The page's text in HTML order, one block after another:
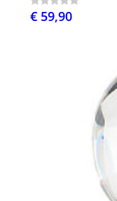
€ 59,90